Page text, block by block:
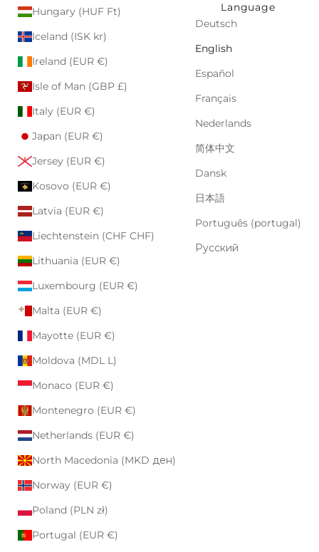
Hungary (HUF Ft)
Iceland (ISK kr)
Ireland (EUR €)
Isle of Man (GBP £)
Italy (EUR €)
Japan (EUR €)
Jersey (EUR €)
Kosovo (EUR €)
Latvia (EUR €)
Liechtenstein (CHF CHF)
Lithuania (EUR €)
Luxembourg (EUR €)
Malta (EUR €)
Mayotte (EUR €)
Moldova (MDL L)
Monaco (EUR €)
Montenegro (EUR €)
Netherlands (EUR €)
North Macedonia (MKD ден)
Norway (EUR €)
Poland (PLN zł)
Portugal (EUR €)
Language
Deutsch
English
Español
Français
Nederlands
简体中文
Dansk
日本語
Português (portugal)
Русский